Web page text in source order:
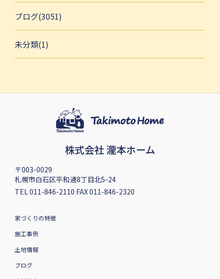
ブログ(3051)
未分類(1)
株式会社 瀧本ホーム
〒003-0029
札幌市白石区平和通8丁目北5-24
TEL 011-846-2110 FAX 011-846-2320
家づくりの特徴
施工事例
土地情報
ブログ